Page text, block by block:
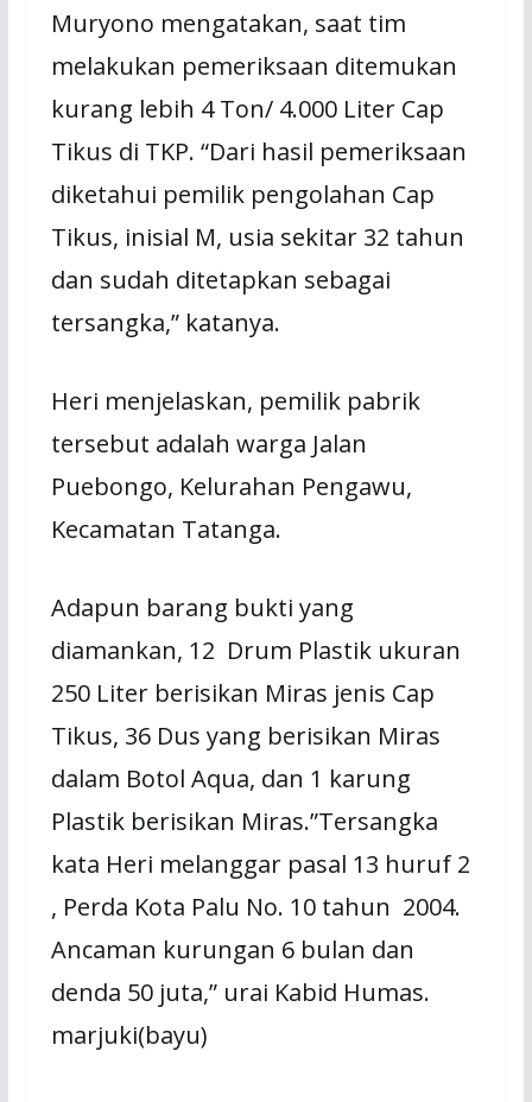
Muryono mengatakan, saat tim
melakukan pemeriksaan ditemukan
kurang lebih 4 Ton/ 4.000 Liter Cap
Tikus di TKP. “Dari hasil pemeriksaan
diketahui pemilik pengolahan Cap
Tikus, inisial M, usia sekitar 32 tahun
dan sudah ditetapkan sebagai
tersangka,” katanya.
Heri menjelaskan, pemilik pabrik
tersebut adalah warga Jalan
Puebongo, Kelurahan Pengawu,
Kecamatan Tatanga.
Adapun barang bukti yang
diamankan, 12 Drum Plastik ukuran
250 Liter berisikan Miras jenis Cap
Tikus, 36 Dus yang berisikan Miras
dalam Botol Aqua, ‎dan 1 karung
Plastik berisikan Miras.”Tersangka
kata Heri melanggar pasal 13 huruf 2
, Perda Kota Palu No. 10 tahun 2004.
Ancaman kurungan 6 bulan dan
denda 50 juta,” urai Kabid Humas.
marjuki(bayu)